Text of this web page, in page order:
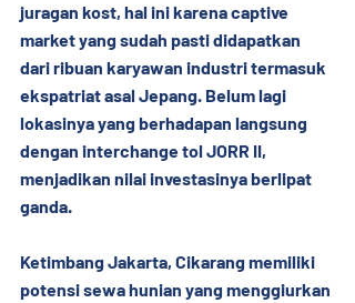
juragan kost, hal ini karena captive
market yang sudah pasti didapatkan
dari ribuan karyawan industri termasuk
ekspatriat asal Jepang. Belum lagi
lokasinya yang berhadapan langsung
dengan interchange tol JORR II,
menjadikan nilai investasinya berlipat
ganda.
Ketimbang Jakarta, Cikarang memiliki
potensi sewa hunian yang menggiurkan